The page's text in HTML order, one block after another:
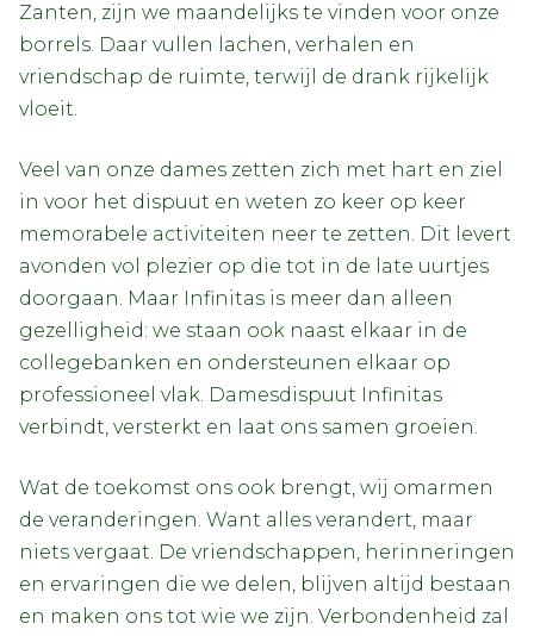
Zanten, zijn we maandelijks te vinden voor onze
borrels. Daar vullen lachen, verhalen en
vriendschap de ruimte, terwijl de drank rijkelijk
vloeit.
Veel van onze dames zetten zich met hart en ziel
in voor het dispuut en weten zo keer op keer
memorabele activiteiten neer te zetten. Dit levert
avonden vol plezier op die tot in de late uurtjes
doorgaan. Maar Infinitas is meer dan alleen
gezelligheid: we staan ook naast elkaar in de
collegebanken en ondersteunen elkaar op
professioneel vlak. Damesdispuut Infinitas
verbindt, versterkt en laat ons samen groeien.
Wat de toekomst ons ook brengt, wij omarmen
de veranderingen. Want alles verandert, maar
niets vergaat. De vriendschappen, herinneringen
en ervaringen die we delen, blijven altijd bestaan
en maken ons tot wie we zijn. Verbondenheid zal